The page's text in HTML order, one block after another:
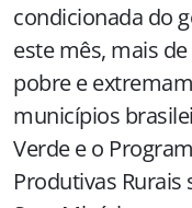
condicionada do
este mês, mais
pobre e
municípios
Verde e o
Produtivas Rurais